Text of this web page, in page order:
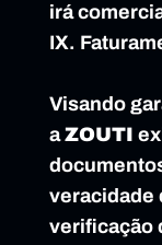
irá
IX.
Visando
a ZOUTI
veracidade
verificação